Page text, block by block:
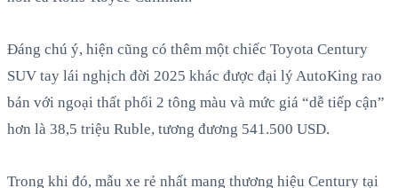
Đáng chú ý, hiện cũng có thêm một chiếc Toyota Century
SUV tay lái nghịch đời 2025 khác được đại lý AutoKing rao
bán với ngoại thất phối 2 tông màu và mức giá “dễ tiếp cận”
hơn là 38,5 triệu Ruble, tương đương 541.500 USD.
Trong khi đó, mẫu xe rẻ nhất mang thương hiệu Century tại